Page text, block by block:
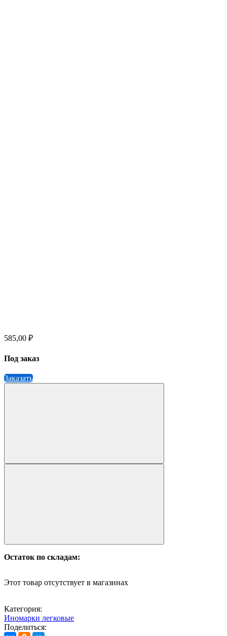
585,00 ₽
Под заказ
Заказать
Остаток по складам:
Этот товар отсутствует в магазинах
Категория:
Иномарки легковые
Поделиться: